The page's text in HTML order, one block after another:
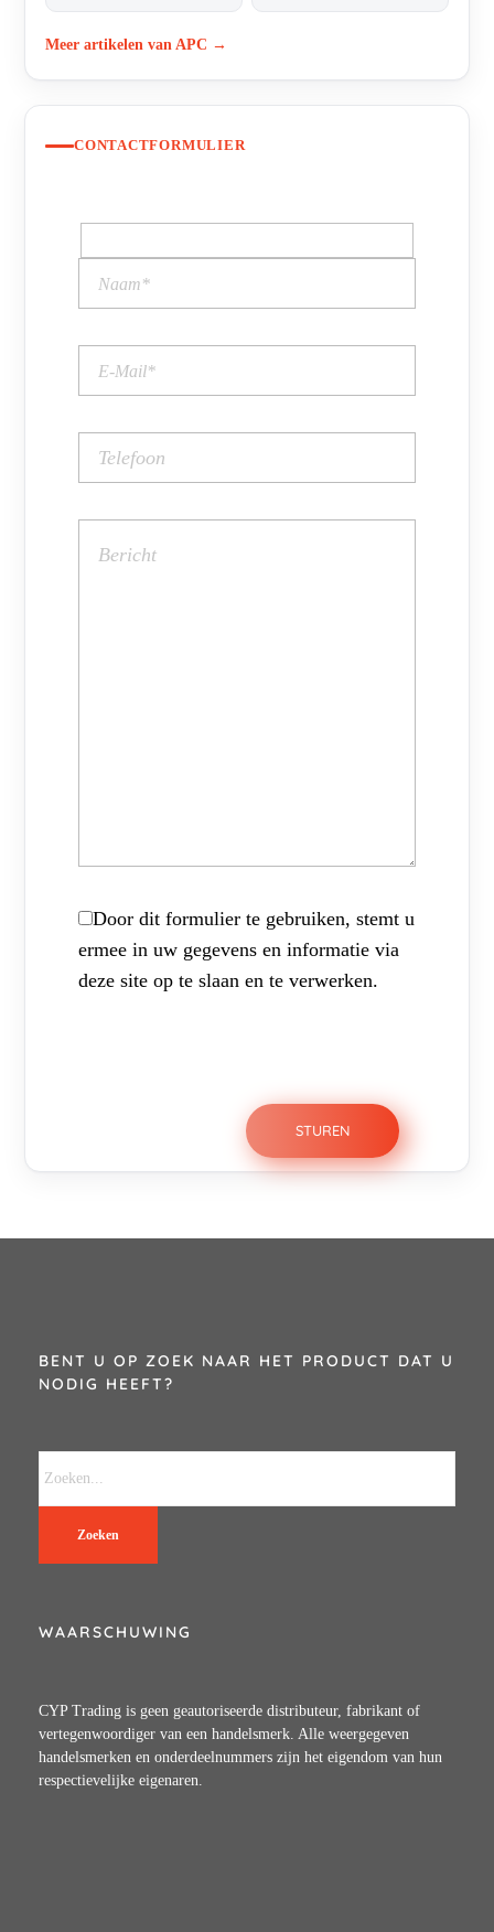
Meer artikelen van APC →
CONTACTFORMULIER
Door dit formulier te gebruiken, stemt u
ermee in uw gegevens en informatie via
deze site op te slaan en te verwerken.
BENT U OP ZOEK NAAR HET PRODUCT DAT U
NODIG HEEFT?
Zoeken
WAARSCHUWING
CYP Trading is geen geautoriseerde distributeur, fabrikant of
vertegenwoordiger van een handelsmerk. Alle weergegeven
handelsmerken en onderdeelnummers zijn het eigendom van hun
respectievelijke eigenaren.